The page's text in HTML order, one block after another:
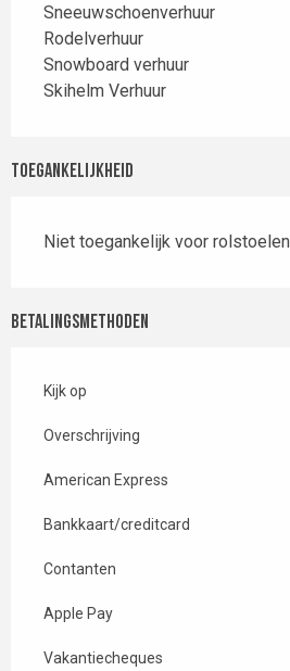
Sneeuwschoenverhuur
Rodelverhuur
Snowboard verhuur
Skihelm Verhuur
Toegankelijkheid
Niet toegankelijk voor rolstoelen
Betalingsmethoden
Kijk op
Overschrijving
American Express
Bankkaart/creditcard
Contanten
Apple Pay
Vakantiecheques